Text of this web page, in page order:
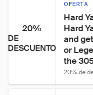
20%
DE
DESCUENTO
OFERTA
Hard
Hard
and
or
the
20% de